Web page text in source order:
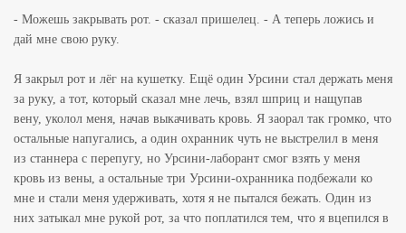
- Можешь закрывать рот. - сказал пришелец. - А теперь ложись и
дай мне свою руку.
Я закрыл рот и лёг на кушетку. Ещё один Урсини стал держать меня
за руку, а тот, который сказал мне лечь, взял шприц и нащупав
вену, уколол меня, начав выкачивать кровь. Я заорал так громко, что
остальные напугались, а один охранник чуть не выстрелил в меня
из станнера с перепугу, но Урсини-лаборант смог взять у меня
кровь из вены, а остальные три Урсини-охранника подбежали ко
мне и стали меня удерживать, хотя я не пытался бежать. Один из
них затыкал мне рукой рот, за что поплатился тем, что я вцепился в